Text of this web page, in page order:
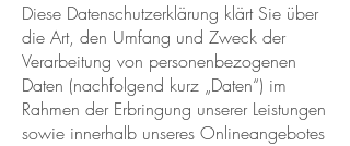
Diese Datenschutzerklärung klärt Sie über
die Art, den Umfang und Zweck der
Verarbeitung von personenbezogenen
Daten (nachfolgend kurz „Daten“) im
Rahmen der Erbringung unserer Leistungen
sowie innerhalb unseres Onlineangebotes